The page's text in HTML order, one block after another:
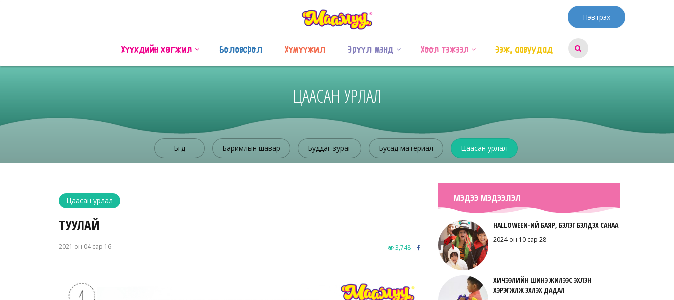
Нэвтрэх
Хүүхдийн хөгжил Боловсрол Хүмүүжил Эрүүл мэнд Хоол тэжээл Ээж, аавуудад
ЦААСАН УРЛАЛ
Бүгд Баримлын шавар Буддаг зураг Бусад материал Цаасан урлал
Цаасан урлал
ТУУЛАЙ
3,748
2021 он 04 сар 16
МЭДЭЭ МЭДЭЭЛЭЛ
HALLOWEEN-ИЙ БАЯР, БЭЛЭГ БЭЛДЭХ САНАА
2024 он 10 сар 28
ХИЧЭЭЛИЙН ШИНЭ ЖИЛЭЭС ЭХЛЭН
ХЭРЭГЖҮҮЛЖ ЭХЛЭХ ДАДАЛ